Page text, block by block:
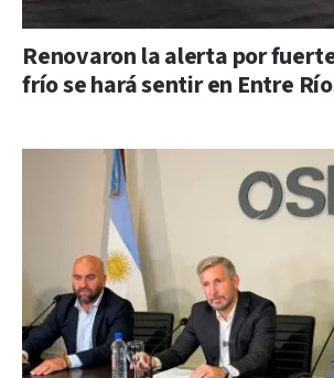
Renovaron la alerta por
frío se hará sentir en Entre